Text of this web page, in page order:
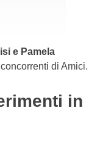
e Pamela
di Amici.
in